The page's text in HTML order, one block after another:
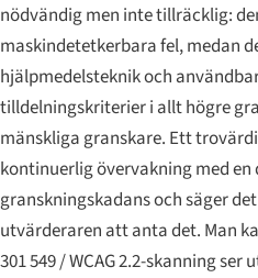
nödvändig men inte tillräcklig:
maskindetetkerbara fel, medan
hjälpmedelsteknik och
tilldelningskriterier i allt högre
mänskliga granskare. Ett
kontinuerlig övervakning med
granskningskadans och säger
utvärderaren att anta det. Man
301 549 / WCAG 2.2-skanning ser